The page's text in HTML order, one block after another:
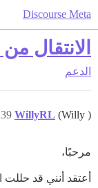
Discourse Meta
الانتقال من MyBB
الدعم
WillyRL (Willy )
39
مرحبًا،
أعتقد أنني قد حللت